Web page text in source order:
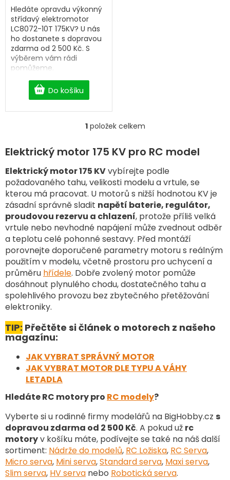
Do košíku
Hledáte opravdu výkonný
střídavý elektromotor
LC8072-10T 175KV? U nás
ho dostanete s dopravou
zdarma od 2 500 Kč. S
výběrem vám rádi
pomůžeme.
O
l
á
d
a
c
í
p
r
v
k
y
v
ý
p
i
s
1položek celkem
Elektrický motor 175 KV pro RC model
Elektrický motor 175 KVvybírejte podle
požadovaného tahu, velikosti modelu a vrtule, se
kterou má pracovat. U motorů s nižší hodnotou KV je
zásadní správně sladit napětí baterie, regulátor,
proudovou rezervu a chlazení, protože příliš velká
vrtule nebo nevhodné napájení může zvednout odběr
a teplotu celé pohonné sestavy. Před montáží
porovnejte doporučené parametry motoru s reálným
použitím v modelu, včetně prostoru pro uchycení a
průměru hřídele. Dobře zvolený motor pomůže
dosáhnout plynulého chodu, dostatečného tahu a
spolehlivého provozu bez zbytečného přetěžování
elektroniky.
TIP: Přečtěte si článek o motorech z našeho
magazínu:
JAK VYBRAT SPRÁVNÝ MOTOR
JAK VYBRAT MOTOR DLE TYPU A VÁHY
LETADLA
Hledáte RC motory pro RC modely?
Vyberte si u rodinné firmy modelářů na BigHobby.cz s
dopravou zdarma od 2 500 Kč. A pokud už rc
motoryv košíku máte, podívejte se také na náš další
sortiment: Nádrže do modelů, RC Ložiska, RC Serva,
Micro serva, Mini serva,Standard serva, Maxi serva,
Slim serva, HV serva nebo Robotická serva.